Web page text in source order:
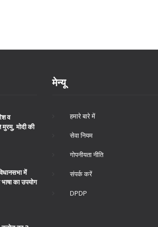
व
मुरमु, मोदी की
में
का उपयोग
मेन्यू
हमारे बारे में
सेवा नियम
गोपनीयता नीति
संपर्क करें
DPDP